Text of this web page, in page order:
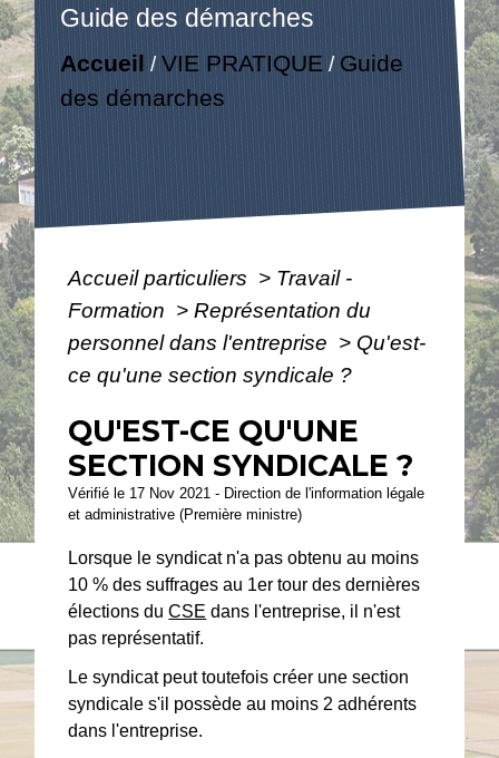
Guide des démarches
Accueil /VIE PRATIQUE / Guide
des démarches
Accueil particuliers > Travail -
Formation > Représentation du
personnel dans l'entreprise > Qu'est-
ce qu'une section syndicale ?
QU'EST-CE QU'UNE
SECTION SYNDICALE ?
Vérifié le 17 Nov 2021 - Direction de l'information légale
et administrative (Première ministre)
Lorsque le syndicat n'a pas obtenu au moins
10 % des suffrages au 1er tour des dernières
élections duCSE dans l'entreprise, il n'est
pas représentatif.
Le syndicat peut toutefois créer une section
syndicale s'il possède au moins 2 adhérents
dans l'entreprise.